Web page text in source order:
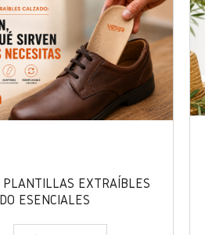
PLANTILLAS EXTRAÍBLES
ESENCIALES